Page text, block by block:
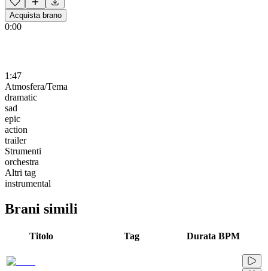
Acquista brano
0:00
1:47
Atmosfera/Tema
dramatic
sad
epic
action
trailer
Strumenti
orchestra
Altri tag
instrumental
Brani simili
Titolo Tag Durata BPM